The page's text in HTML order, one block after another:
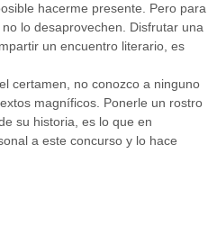
hacerme presente. Pero para
lo desaprovechen. Disfrutar una
un encuentro literario, es
certamen, no conozco a ninguno
magníficos. Ponerle un rostro
su historia, es lo que en
a este concurso y lo hace